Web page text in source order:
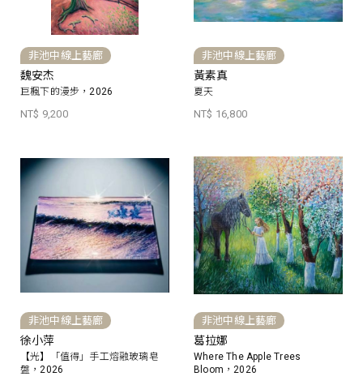
非池中線上藝廊
魏安杰
巨楓下的漫步，2026
NT$ 9,200
非池中線上藝廊
黃素真
夏天
NT$ 16,800
非池中線上藝廊
徐小萍
【光】「值得」手工熔融玻璃皂
盤，2026
非池中線上藝廊
葛拉娜
Where The Apple Trees
Bloom，2026